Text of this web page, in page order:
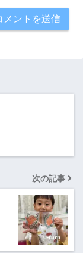
次の記事